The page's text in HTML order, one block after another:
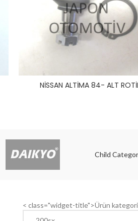
NİSSAN ALTİMA 84- ALT
Child
< class="widget-title">Ürün